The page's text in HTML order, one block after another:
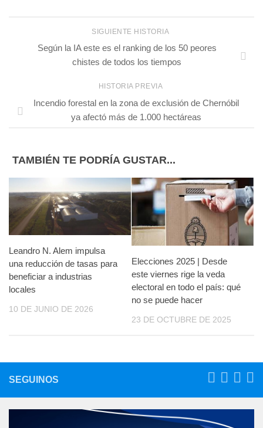
SIGUIENTE HISTORIA
Según la IA este es el ranking de los 50 peores
chistes de todos los tiempos
HISTORIA PREVIA
Incendio forestal en la zona de exclusión de Chernóbil
ya afectó más de 1.000 hectáreas
TAMBIÉN TE PODRÍA GUSTAR...
Leandro N. Alem impulsa
una reducción de tasas para
beneficiar a industrias
locales
10 DE JUNIO DE 2026
Elecciones 2025 | Desde
este viernes rige la veda
electoral en todo el país: qué
no se puede hacer
23 DE OCTUBRE DE 2025
SEGUINOS